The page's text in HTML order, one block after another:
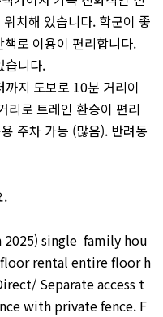
치해 있습니다. 학군이 좋
로 이용이 편리합니다.
습니다.
까지 도보로 10분 거리이
리로 트레인 환승이 편리
주차 가능 (많음). 반려동
.
single family hou
rental entire floor h
Separate access t
with private fence. F